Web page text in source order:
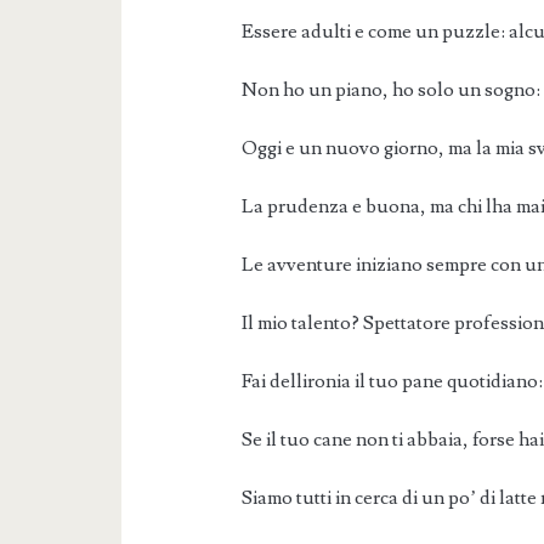
Essere adulti e come un puzzle:
Non ho un piano, ho solo un
Oggi e un nuovo giorno, ma la mia
La prudenza e buona, ma chi lha
Le avventure iniziano sempre con un
Il mio talento? Spettatore
Fai dellironia il tuo pane
Se il tuo cane non ti abbaia, forse
Siamo tutti in cerca di un po’ di latte